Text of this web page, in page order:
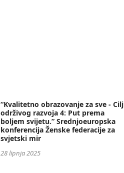
“Kvalitetno obrazovanje za sve - Cilj
održivog razvoja 4: Put prema
boljem svijetu.” Srednjoeuropska
konferencija Ženske federacije za
svjetski mir
28 lipnja 2025